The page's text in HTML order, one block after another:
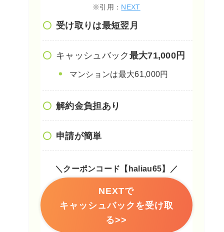
※引用： NEXT
受け取りは最短翌月
キャッシュバック 最大71,000円
マンションは最大61,000円
解約金負担あり
申請が簡単
＼クーポンコード【haliau65】／
NEXTで
キャッシュバックを受け取
る>>